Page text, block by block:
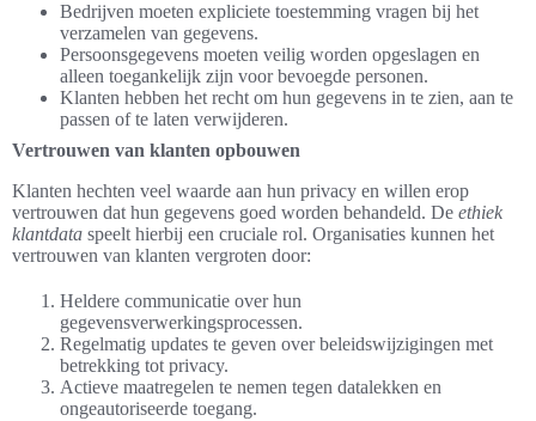
Bedrijven moeten expliciete toestemming vragen bij het
verzamelen van gegevens.
Persoonsgegevens moeten veilig worden opgeslagen en
alleen toegankelijk zijn voor bevoegde personen.
Klanten hebben het recht om hun gegevens in te zien, aan te
passen of te laten verwijderen.
Vertrouwen van klanten opbouwen
Klanten hechten veel waarde aan hun privacy en willen erop
vertrouwen dat hun gegevens goed worden behandeld. De ethiek
klantdata speelt hierbij een cruciale rol. Organisaties kunnen het
vertrouwen van klanten vergroten door:
Heldere communicatie over hun
gegevensverwerkingsprocessen.
Regelmatig updates te geven over beleidswijzigingen met
betrekking tot privacy.
Actieve maatregelen te nemen tegen datalekken en
ongeautoriseerde toegang.